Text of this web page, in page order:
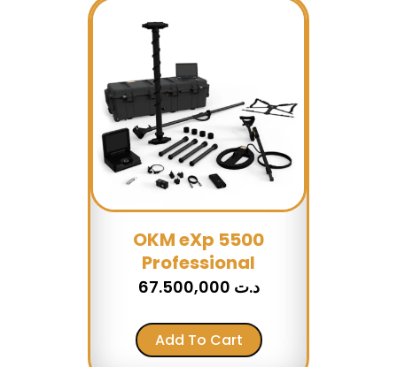
OKM eXp 5500
Professional
د.ت
Add To Cart